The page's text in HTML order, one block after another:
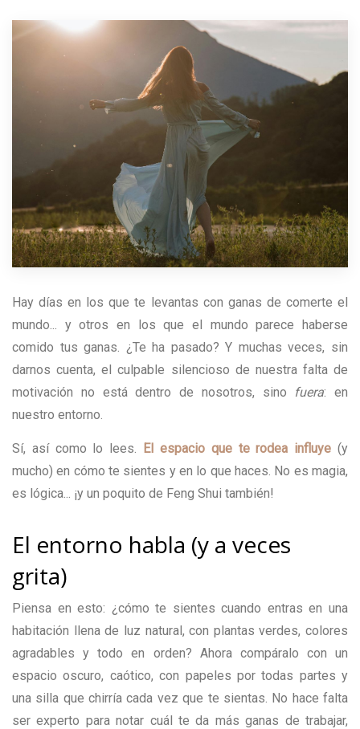
Hay días en los que te levantas con ganas de comerte el
mundo... y otros en los que el mundo parece haberse
comido tus ganas. ¿Te ha pasado? Y muchas veces, sin
darnos cuenta, el culpable silencioso de nuestra falta de
motivación no está dentro de nosotros, sino fuera: en
nuestro entorno.
Sí, así como lo lees. El espacio que te rodea influye (y
mucho) en cómo te sientes y en lo que haces. No es magia,
es lógica... ¡y un poquito de Feng Shui también!
El entorno habla (y a veces
grita)
Piensa en esto: ¿cómo te sientes cuando entras en una
habitación llena de luz natural, con plantas verdes, colores
agradables y todo en orden? Ahora compáralo con un
espacio oscuro, caótico, con papeles por todas partes y
una silla que chirría cada vez que te sientas. No hace falta
ser experto para notar cuál te da más ganas de trabajar,